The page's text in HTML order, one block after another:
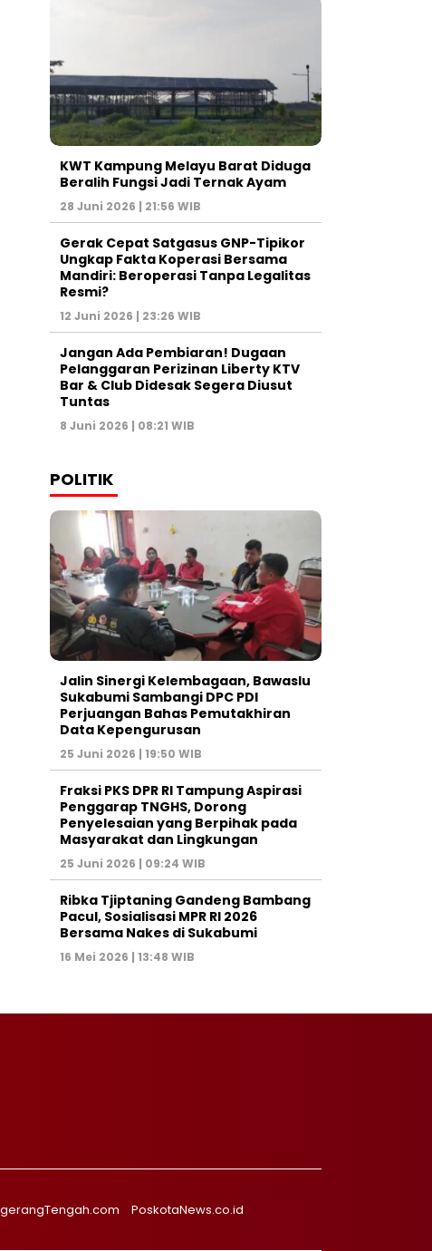
KWT Kampung Melayu Barat Diduga
Beralih Fungsi Jadi Ternak Ayam
28 Juni 2026 | 21:56 WIB
Gerak Cepat Satgasus GNP-Tipikor
Ungkap Fakta Koperasi Bersama
Mandiri: Beroperasi Tanpa Legalitas
Resmi?
12 Juni 2026 | 23:26 WIB
Jangan Ada Pembiaran! Dugaan
Pelanggaran Perizinan Liberty KTV
Bar & Club Didesak Segera Diusut
Tuntas
8 Juni 2026 | 08:21 WIB
POLITIK
Jalin Sinergi Kelembagaan, Bawaslu
Sukabumi Sambangi DPC PDI
Perjuangan Bahas Pemutakhiran
Data Kepengurusan
25 Juni 2026 | 19:50 WIB
‎Fraksi PKS DPR RI Tampung Aspirasi
Penggarap TNGHS, Dorong
Penyelesaian yang Berpihak pada
Masyarakat dan Lingkungan‎
25 Juni 2026 | 09:24 WIB
Ribka Tjiptaning Gandeng Bambang
Pacul, Sosialisasi MPR RI 2026
Bersama Nakes di Sukabumi
16 Mei 2026 | 13:48 WIB
PoskotaNews.co.id